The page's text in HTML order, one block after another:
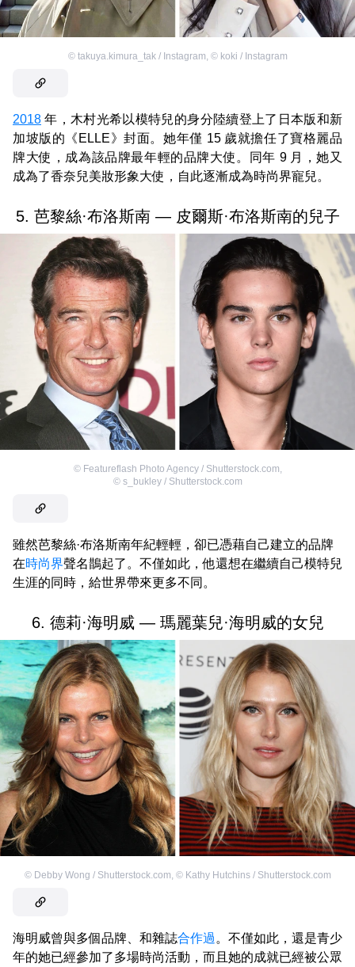
© takuya.kimura_tak / Instagram, © koki / Instagram
2018 年，木村光希以模特兒的身分陸續登上了日本版和新
加坡版的《ELLE》封面。她年僅 15 歲就擔任了寶格麗品
牌大使，成為該品牌最年輕的品牌大使。同年 9 月，她又
成為了香奈兒美妝形象大使，自此逐漸成為時尚界寵兒。
5. 芭黎絲·布洛斯南 — 皮爾斯·布洛斯南的兒子
© Featureflash Photo Agency / Shutterstock.com,
© s_bukley / Shutterstock.com
雖然芭黎絲·布洛斯南年紀輕輕，卻已憑藉自己建立的品牌
在時尚界聲名鵲起了。不僅如此，他還想在繼續自己模特兒
生涯的同時，給世界帶來更多不同。
6. 德莉·海明威 — 瑪麗葉兒·海明威的女兒
© Debby Wong / Shutterstock.com, © Kathy Hutchins / Shutterstock.com
海明威曾與多個品牌、和雜誌合作過。不僅如此，還是青少
年的她已經參加了多場時尚活動，而且她的成就已經被公眾